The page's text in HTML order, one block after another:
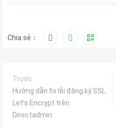
Chia sẻ：
Trước
Hướng dẫn fix lỗi đăng ký SSL
Let’s Encrypt trên
Directadmin